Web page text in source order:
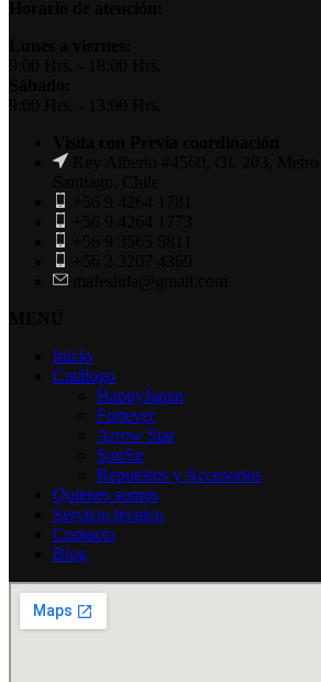
Inicio
Catálogo
HappyJapan
Fortever
Arrow Star
SunSir
Repuestos y Accesorios
Quienes somos
Servicio técnico
Contacto
Blog